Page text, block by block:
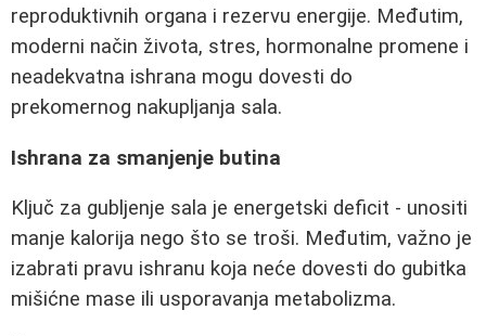
reproduktivnih organa i rezervu energije. Međutim,
moderni način života, stres, hormonalne promene i
neadekvatna ishrana mogu dovesti do
prekomernog nakupljanja sala.
Ishrana za smanjenje butina
Ključ za gubljenje sala je energetski deficit - unositi
manje kalorija nego što se troši. Međutim, važno je
izabrati pravu ishranu koja neće dovesti do gubitka
mišićne mase ili usporavanja metabolizma.